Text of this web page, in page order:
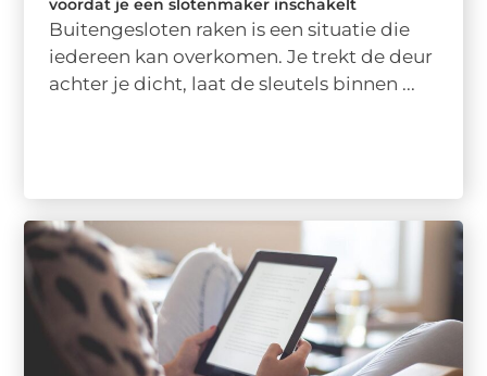
voordat je een slotenmaker inschakelt
Buitengesloten raken is een situatie die
iedereen kan overkomen. Je trekt de deur
achter je dicht, laat de sleutels binnen ...